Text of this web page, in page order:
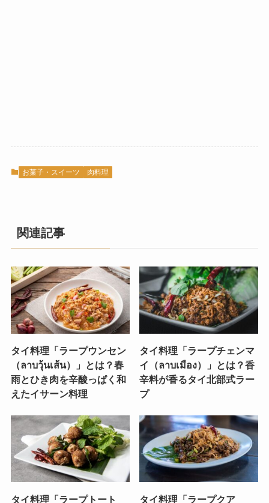
お菓子・スイーツ 肉料理
関連記事
タイ料理「ラープウンセン
（ลาบวุ้นเส้น）」とは？春
雨とひき肉を辛酸っぱく和
えたイサーン料理
タイ料理「ラープチェンマ
イ（ลาบเมือง）」とは？香
辛料が香るタイ北部式ラー
プ
タイ料理「ラープトート
タイ料理「ラープクア